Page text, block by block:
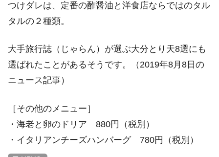
つけダレは、定番の酢醤油と洋食店ならではのタル
タルの２種類。
大手旅行誌（じゃらん）が選ぶ大分とり天8選にも
選ばれたことがあるそうです。（2019年8月8日の
ニュース記事）
［その他のメニュー］
・海老と卵のドリア 880円（税別）
・イタリアンチーズハンバーグ 780円（税別）